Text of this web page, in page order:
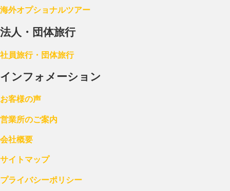
海外オプショナルツアー
法人・団体旅行
社員旅行・団体旅行
インフォメーション
お客様の声
営業所のご案内
会社概要
サイトマップ
プライバシーポリシー